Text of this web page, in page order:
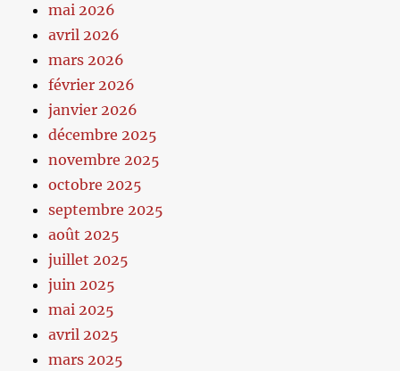
mai 2026
avril 2026
mars 2026
février 2026
janvier 2026
décembre 2025
novembre 2025
octobre 2025
septembre 2025
août 2025
juillet 2025
juin 2025
mai 2025
avril 2025
mars 2025